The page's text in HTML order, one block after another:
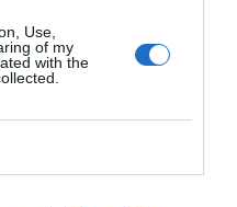
Use,
of my
with the